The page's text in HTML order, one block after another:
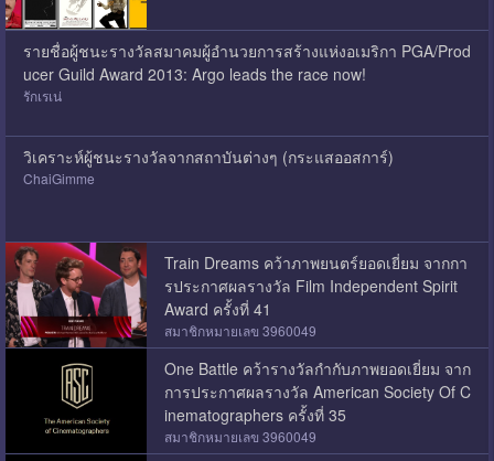
รายชื่อผู้ชนะรางวัลสมาคมผู้อำนวยการสร้างแห่งอเมริกา PGA/Prod
ucer Guild Award 2013: Argo leads the race now!
รักเรเน่
วิเคราะห์ผู้ชนะรางวัลจากสถาบันต่างๆ (กระแสออสการ์)
ChaiGimme
Train Dreams คว้าภาพยนตร์ยอดเยี่ยม จากกา
รประกาศผลรางวัล Film Independent Spirit
Award ครั้งที่ 41
สมาชิกหมายเลข 3960049
One Battle คว้ารางวัลกำกับภาพยอดเยี่ยม จาก
การประกาศผลรางวัล American Society Of C
inematographers ครั้งที่ 35
สมาชิกหมายเลข 3960049